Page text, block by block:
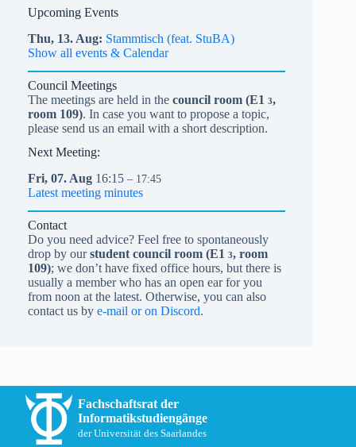
Upcoming Events
Thu, 13. Aug Stammtisch (feat. StuBA)
Show all events & Calendar
Council Meetings
The meetings are held in the council room (E1 3,
room 109). In case you want to propose a topic,
please send us an email with a short description.
Next Meeting:
Fri, 07. Aug 16:15 – 17:45
Latest meeting minutes
Contact
Do you need advice? Feel free to spontaneously
drop by ourstudent council room (E1 3, room
109); we don’t have fixed office hours, but there is
usually a member who has an open ear for you
from noon at the latest. Otherwise, you can also
contact us by e-mail or on Discord.
Fachschaftsrat der
Informatikstudiengänge
der Universität des Saarlandes